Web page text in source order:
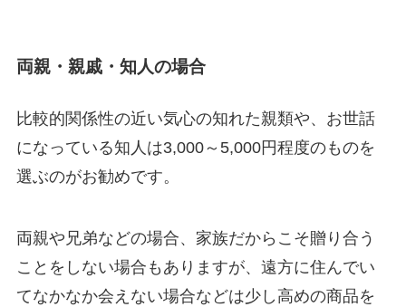
両親・親戚・知人の場合
比較的関係性の近い気心の知れた親類や、お世話
になっている知人は3,000～5,000円程度のものを
選ぶのがお勧めです。
両親や兄弟などの場合、家族だからこそ贈り合う
ことをしない場合もありますが、遠方に住んでい
てなかなか会えない場合などは少し高めの商品を